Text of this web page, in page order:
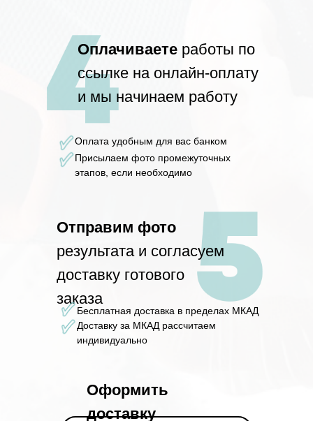
Бесплатная доставка в пределах МКАД
Доставку за МКАД рассчитаем
индивидуально
Присылаем фото промежуточных
этапов, если необходимо
Оплата удобным для вас банком
Оплачиваете работы по
ссылке на онлайн-оплату
и мы начинаем работу
Отправим фото
результата и согласуем
доставку готового
заказа
Оформить
доставку